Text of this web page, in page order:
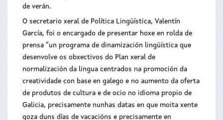
de verán.
O secretario xeral de Política Lingüística, Valentín
García, foi o encargado de presentar hoxe en rolda de
prensa “un programa de dinamización lingüística que
desenvolve os obxectivos do Plan xeral de
normalización da lingua centrados na promoción da
creatividade con base en galego e no aumento da oferta
de produtos de cultura e de ocio no idioma propio de
Galicia, precisamente nunhas datas en que moita xente
goza duns días de vacacións e precisamente en